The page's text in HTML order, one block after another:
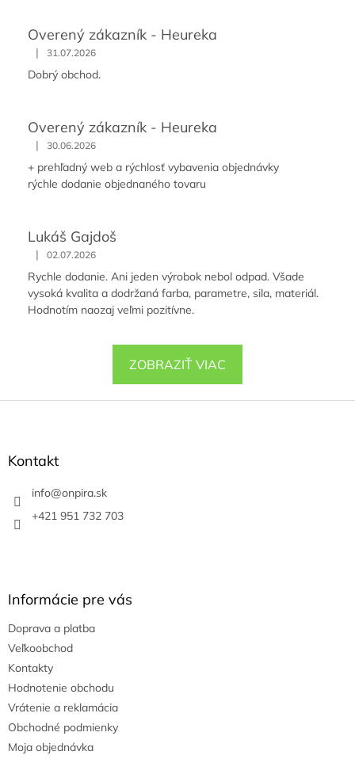
Overený zákazník - Heureka
| 31.07.2026
Dobrý obchod.
Overený zákazník - Heureka
| 30.06.2026
+ prehľadný web a rýchlosť vybavenia objednávky
rýchle dodanie objednaného tovaru
Lukáš Gajdoš
| 02.07.2026
Rychle dodanie. Ani jeden výrobok nebol odpad. Všade
vysoká kvalita a dodržaná farba, parametre, sila, materiál.
Hodnotím naozaj veľmi pozitívne.
ZOBRAZIŤ VIAC
Z
Kontakt
info@onpira.sk
+421 951 732 703
Informácie pre vás
Doprava a platba
Veľkoobchod
Kontakty
Hodnotenie obchodu
Vrátenie a reklamácia
Obchodné podmienky
Moja objednávka